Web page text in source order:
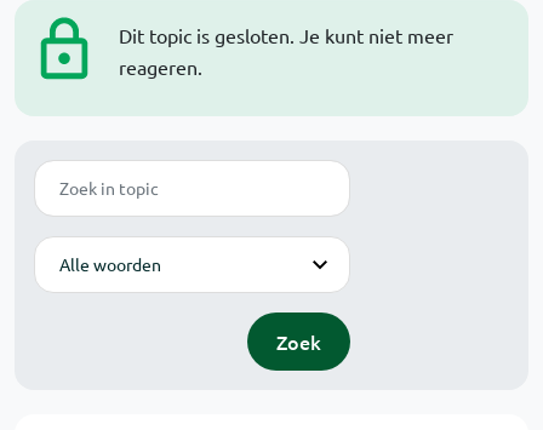
Dit topic is gesloten. Je kunt niet meer
reageren.
Zoek
Modus
Zoek